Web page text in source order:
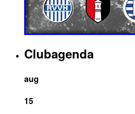
Clubagenda
aug
15